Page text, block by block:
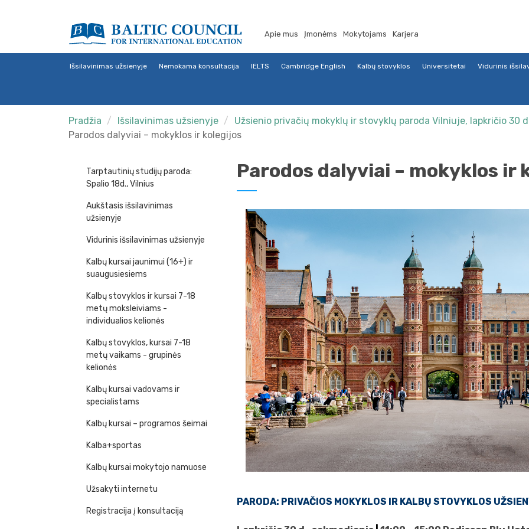
Apie mus Įmonėms Mokytojams Karjera
Išsilavinimas užsienyje Nemokama konsultacija IELTS Cambridge English Kalbų stovyklos Universitetai Vidurinis
Pradžia Išsilavinimas užsienyje
Užsienio privačių mokyklų ir stovyklų paroda Vilniuje, lapkričio 30
Parodos dalyviai – mokyklos ir kolegijos
Tarptautinių studijų paroda:
Spalio 18d., Vilnius
Aukštasis išsilavinimas
užsienyje
Vidurinis išsilavinimas užsienyje
Kalbų kursai jaunimui (16+) ir
suaugusiesiems
Kalbų stovyklos ir kursai 7-18
metų moksleiviams -
individualios kelionės
Kalbų stovyklos, kursai 7-18
metų vaikams - grupinės
kelionės
Kalbų kursai vadovams ir
specialistams
Kalbų kursai – programos šeimai
Kalba+sportas
Kalbų kursai mokytojo namuose
Užsakyti internetu
Registracija į konsultaciją
Parodos dalyviai – mokyklos ir
PARODA: PRIVAČIOS MOKYKLOS IR KALBŲ STOVYKLOS